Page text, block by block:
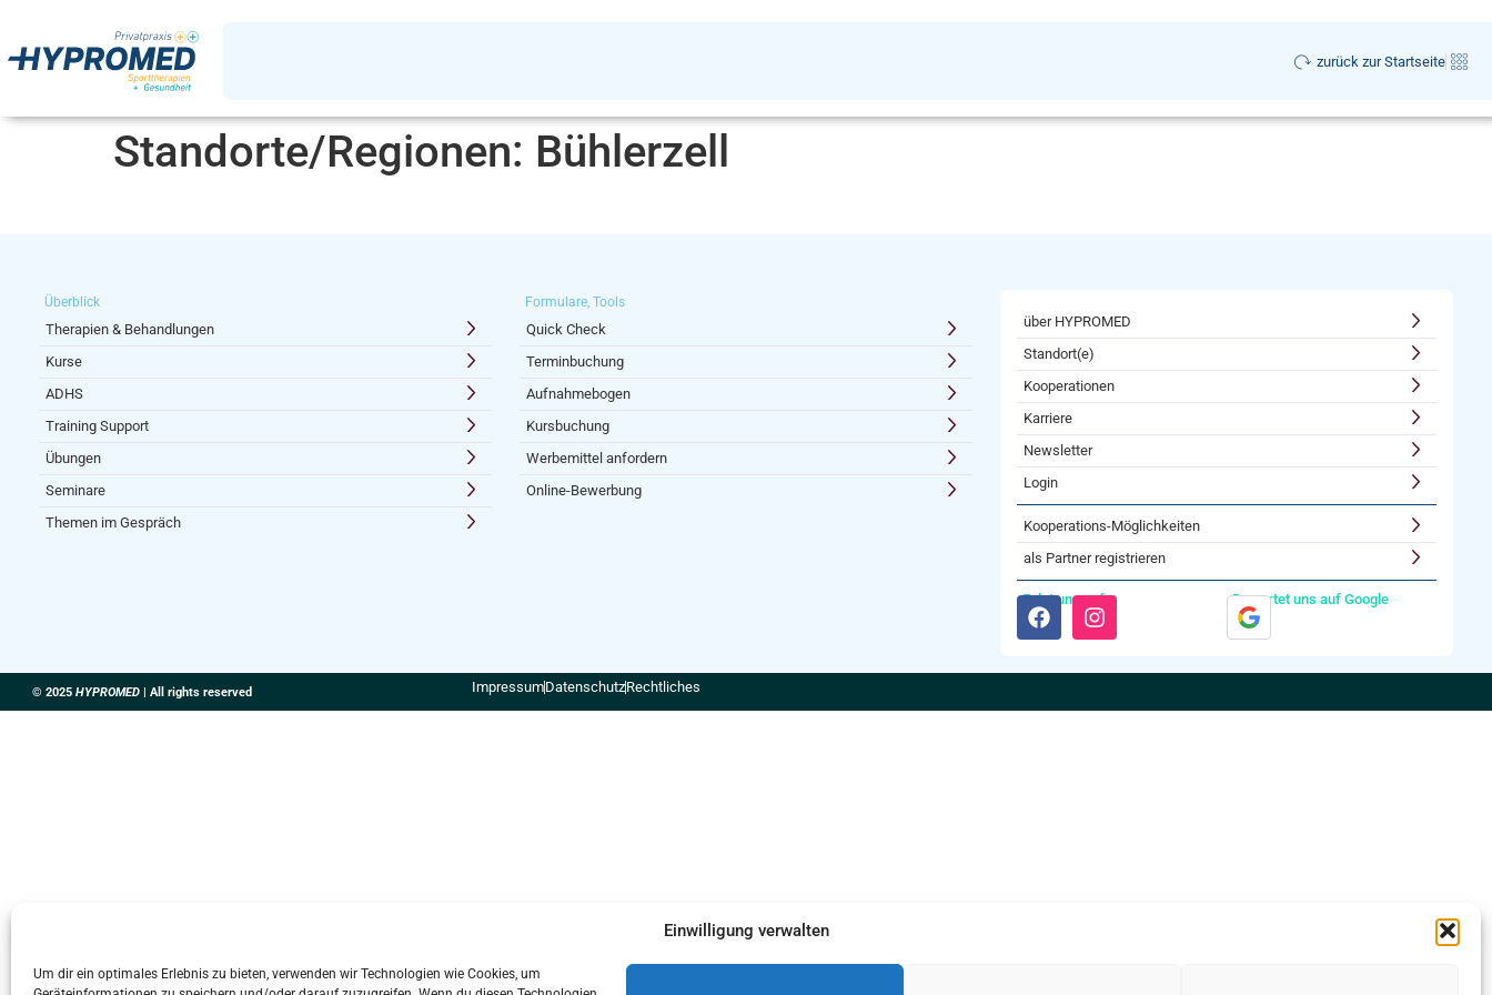
Einwilligung verwalten
Um dir ein optimales Erlebnis zu bieten, verwenden wir Technologien wie Cookies, um
zurück zur Startseite
Standorte/Regionen: Bühlerzell
Überblick
Therapien & Behandlungen
Kurse
ADHS
Training Support
Übungen
Seminare
Themen im Gespräch
Formulare, Tools
Quick Check
Terminbuchung
Aufnahmebogen
Kursbuchung
Werbemittel anfordern
Online-Bewerbung
über HYPROMED
Standort(e)
Kooperationen
Karriere
Newsletter
Login
Kooperations-Möglichkeiten
als Partner registrieren
Folgt uns auf: Bewertet uns auf Google
© 2025 HYPROMED | All rights reserved ImpressumDatenschutzRechtliches